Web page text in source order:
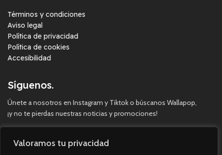
Valoramos tu privacidad
Términos y condiciones
Aviso legal
Política de privacidad
Política de cookies
Accesibilidad
Síguenos.
Únete a nosotros en Instagram y Tiktok o búscanos Wallapop,
¡y no te pierdas nuestras noticias y promociones!